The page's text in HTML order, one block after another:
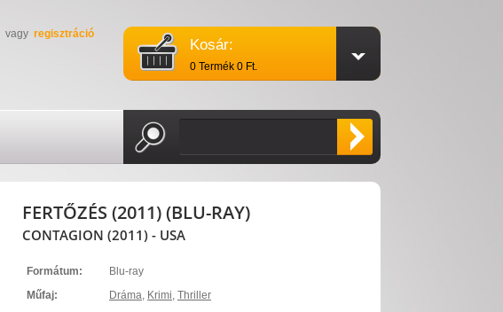
Kosár:
0 Termék 0 Ft.
vagy regisztráció
FERTŐZÉS (2011) (BLU-RAY)
CONTAGION (2011) - USA
Formátum:
Blu-ray
Műfaj:
Dráma, Krimi, Thriller